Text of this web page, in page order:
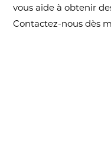
vous aide à obtenir
Contactez-nous dès